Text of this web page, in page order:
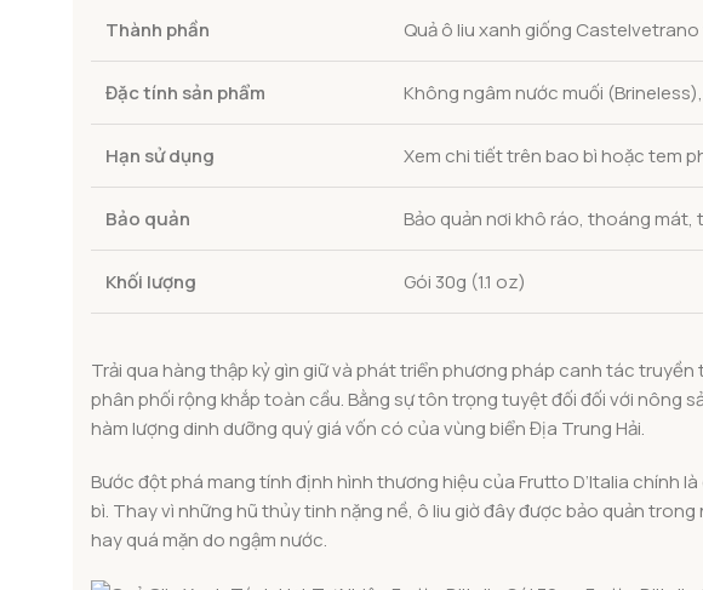
Thành phần Quả ô liu xanh giống
Đặc tính sản phẩm Không ngâm nước muối
Hạn sử dụng Xem chi tiết trên bao bì hoặc tem
Bảo quản Bảo quản nơi khô ráo, thoáng mát,
Khối lượng Gói 30g (1.1 oz)
Trải qua hàng thập kỷ gìn giữ và phát triển phương pháp canh tác
phân phối rộng khắp toàn cầu. Bằng sự tôn trọng tuyệt đối đối với nông
hàm lượng dinh dưỡng quý giá vốn có của vùng biển Địa Trung Hải.
Bước đột phá mang tính định hình thương hiệu của Frutto D’Italia chính
bì. Thay vì những hũ thủy tinh nặng nề, ô liu giờ đây được bảo quản
hay quá mặn do ngậm nước.